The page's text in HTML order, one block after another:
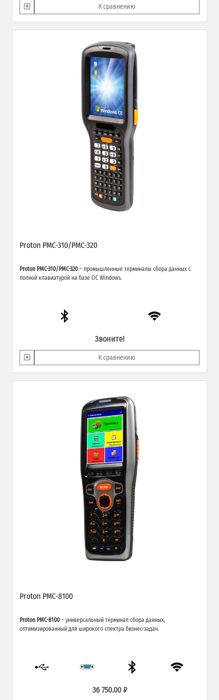
К сравнению
Proton PMC-310/PMC-320
Proton PMC-310/PMC-320 – промышленные терминалы сбора данных с
полной клавиатурой на базе ОС Windows.
Звоните!
К сравнению
Proton PMC-8100
Proton PMC-8100 – универсальный терминал сбора данных,
оптимизированный для широкого спектра бизнес-задач.
36 750.00 ₽